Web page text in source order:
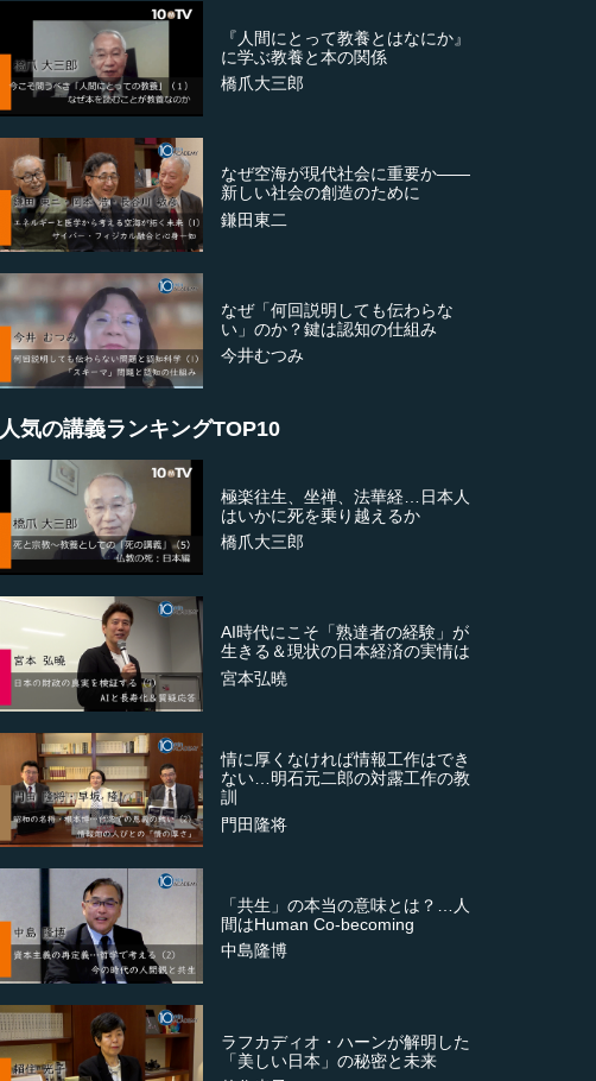
『人間にとって教養とはなにか』
に学ぶ教養と本の関係
橋爪大三郎
なぜ空海が現代社会に重要か――
新しい社会の創造のために
鎌田東二
なぜ「何回説明しても伝わらな
い」のか？鍵は認知の仕組み
今井むつみ
人気の講義ランキングTOP10
極楽往生、坐禅、法華経…日本人
はいかに死を乗り越えるか
橋爪大三郎
AI時代にこそ「熟達者の経験」が
生きる＆現状の日本経済の実情は
宮本弘曉
情に厚くなければ情報工作はでき
ない…明石元二郎の対露工作の教
訓
門田隆将
「共生」の本当の意味とは？…人
間はHuman Co-becoming
中島隆博
ラフカディオ・ハーンが解明した
「美しい日本」の秘密と未来